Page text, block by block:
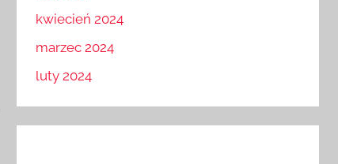
kwiecień 2024
marzec 2024
luty 2024